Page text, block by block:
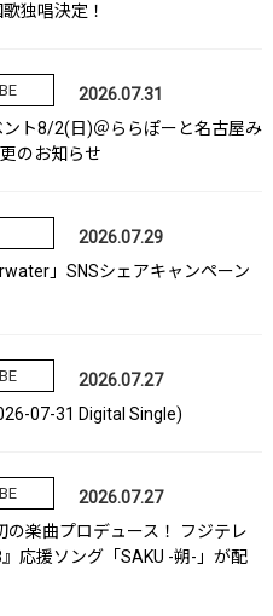
独唱決定！
2026.07.31
ント8/2(日)＠ららぽーと名古屋み
のお知らせ
2026.07.29
」SNSシェアキャンペーン
2026.07.27
07-31 Digital Single)
2026.07.27
の楽曲プロデュース！ フジテレ
応援ソング「SAKU -朔-」が配